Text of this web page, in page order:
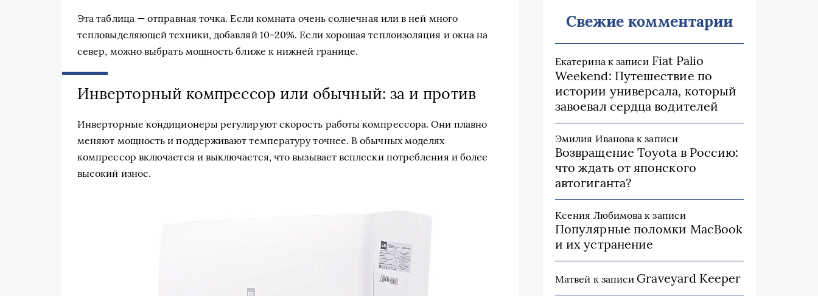
Эта таблица — отправная точка. Если комната очень солнечная или в ней много
тепловыделяющей техники, добавляй 10–20%. Если хорошая теплоизоляция и окна на
север, можно выбрать мощность ближе к нижней границе.
Инверторный компрессор или обычный: за и против
Инверторные кондиционеры регулируют скорость работы компрессора. Они плавно
меняют мощность и поддерживают температуру точнее. В обычных моделях
компрессор включается и выключается, что вызывает всплески потребления и более
высокий износ.
Свежие комментарии
Екатеринак записи Fiat Palio
Weekend: Путешествие по
истории универсала, который
завоевал сердца водителей
Эмилия Иванова к записи
Возвращение Toyota в Россию:
что ждать от японского
автогиганта?
Ксения Любимова к записи
Популярные поломки MacBook
и их устранение
Матвей к записи Graveyard Keeper